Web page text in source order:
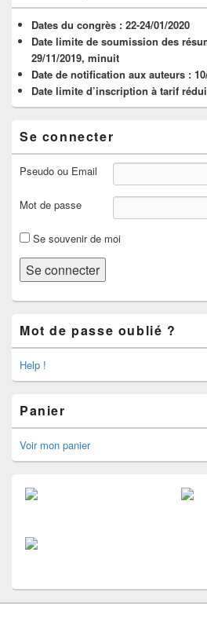
barre
latéraleDates du congrès : 22-24/01/2020
Date limite de soumission des
29/11/2019, minuit
Date de notification aux auteurs :
Date limite d’inscription à tarif
Se connecter
Pseudo ou Email
Mot de passe
Se souvenir de moi
Mot de passe oublié ?
Help !
Panier
Voir mon panier